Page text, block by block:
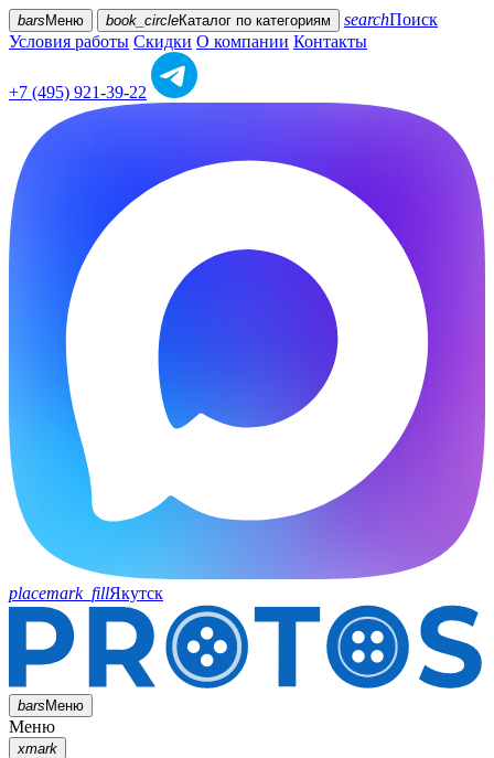
bars Меню book_circleКаталог по категориям searchПоиск
Условия работы Скидки О компании Контакты
+7 (495) 921-39-22
placemark_fillЯкутск
barsМеню
Меню
xmark